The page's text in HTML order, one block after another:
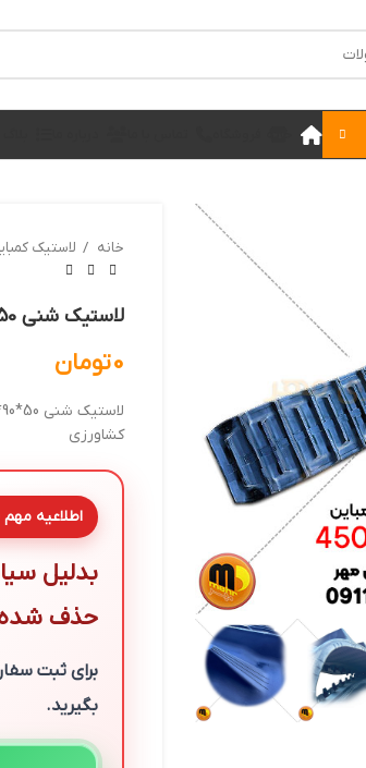
خانه لاستیک
لاستیک شنی 50*90*450
0تومان
کشاورزی
اطلاعیه
بدلیل
حذف
برای ثبت
بگیرید.